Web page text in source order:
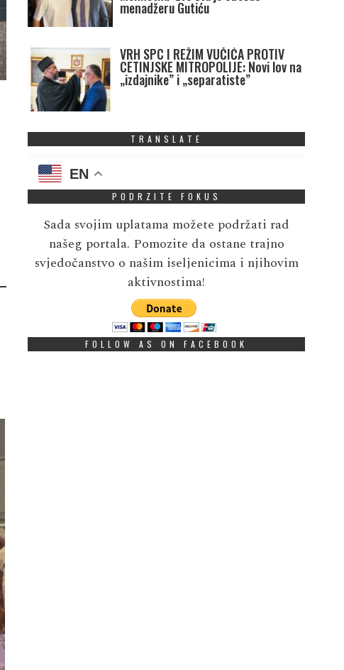
menadžeru Gutiću
VRH SPC I REŽIM VUČIĆA PROTIV
CETINJSKE MITROPOLIJE: Novi lov na
„izdajnike” i „separatiste”
TRANSLATE
EN
PODRZITE FOKUS
Sada svojim uplatama možete podržati rad
našeg portala. Pomozite da ostane trajno
svjedočanstvo o našim iseljenicima i njihovim
aktivnostima!
FOLLOW AS ON FACEBOOK